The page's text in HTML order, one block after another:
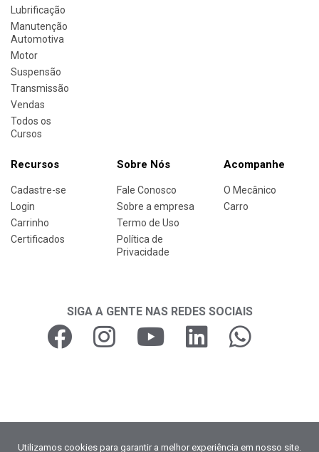
Lubrificação
Manutenção
Automotiva
Motor
Suspensão
Transmissão
Vendas
Todos os
Cursos
Recursos
Cadastre-se
Login
Carrinho
Certificados
Sobre Nós
Fale Conosco
Sobre a empresa
Termo de Uso
Política de
Privacidade
Acompanhe
O Mecânico
Carro
SIGA A GENTE NAS REDES SOCIAIS
Copyright © 2026
Utilizamos cookies para garantir a melhor experiência em nosso site.